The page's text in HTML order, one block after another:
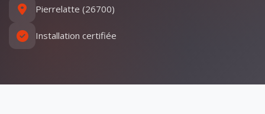
Pierrelatte (26700)
Installation certifiée